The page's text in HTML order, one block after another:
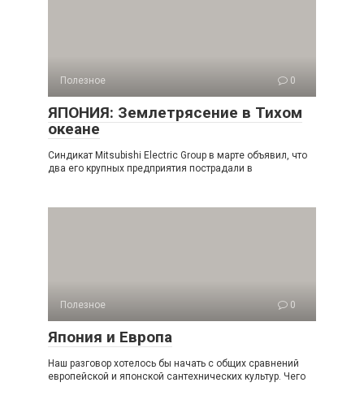
Полезное 0
ЯПОНИЯ: Землетрясение в Тихом
океане
Синдикат Mitsubishi Electric Group в марте объявил, что
два его крупных предприятия пострадали в
Полезное 0
Япония и Европа
Наш разговор хотелось бы начать с общих сравнений
европейской и японской сантехнических культур. Чего